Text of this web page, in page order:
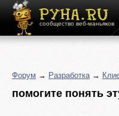
сообщество веб-маньяков
Форум → Разработка→
помогите понять